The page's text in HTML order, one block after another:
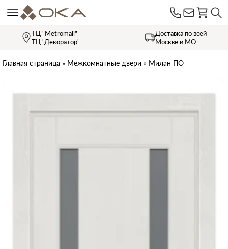
ТЦ "Metromall"
ТЦ "Декоратор"
Доставка по всей
Москве и МО
Главная страница » Межкомнатные двери » Милан ПО